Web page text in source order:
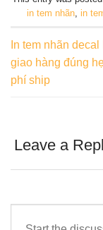
in tem nhãn, in
In tem nhãn
giao hàng đúng
phí ship
Leave a